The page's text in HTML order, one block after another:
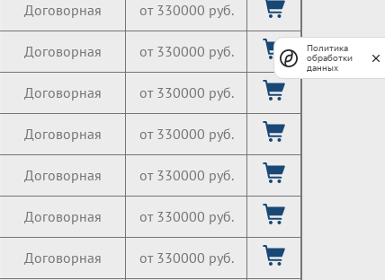
Договорная от 330000 руб.
Договорная от 330000 руб.
Договорная от 330000 руб.
Договорная от 330000 руб.
Договорная от 330000 руб.
Договорная от 330000 руб.
Договорная от 330000 руб.
Политика
обработки
данных